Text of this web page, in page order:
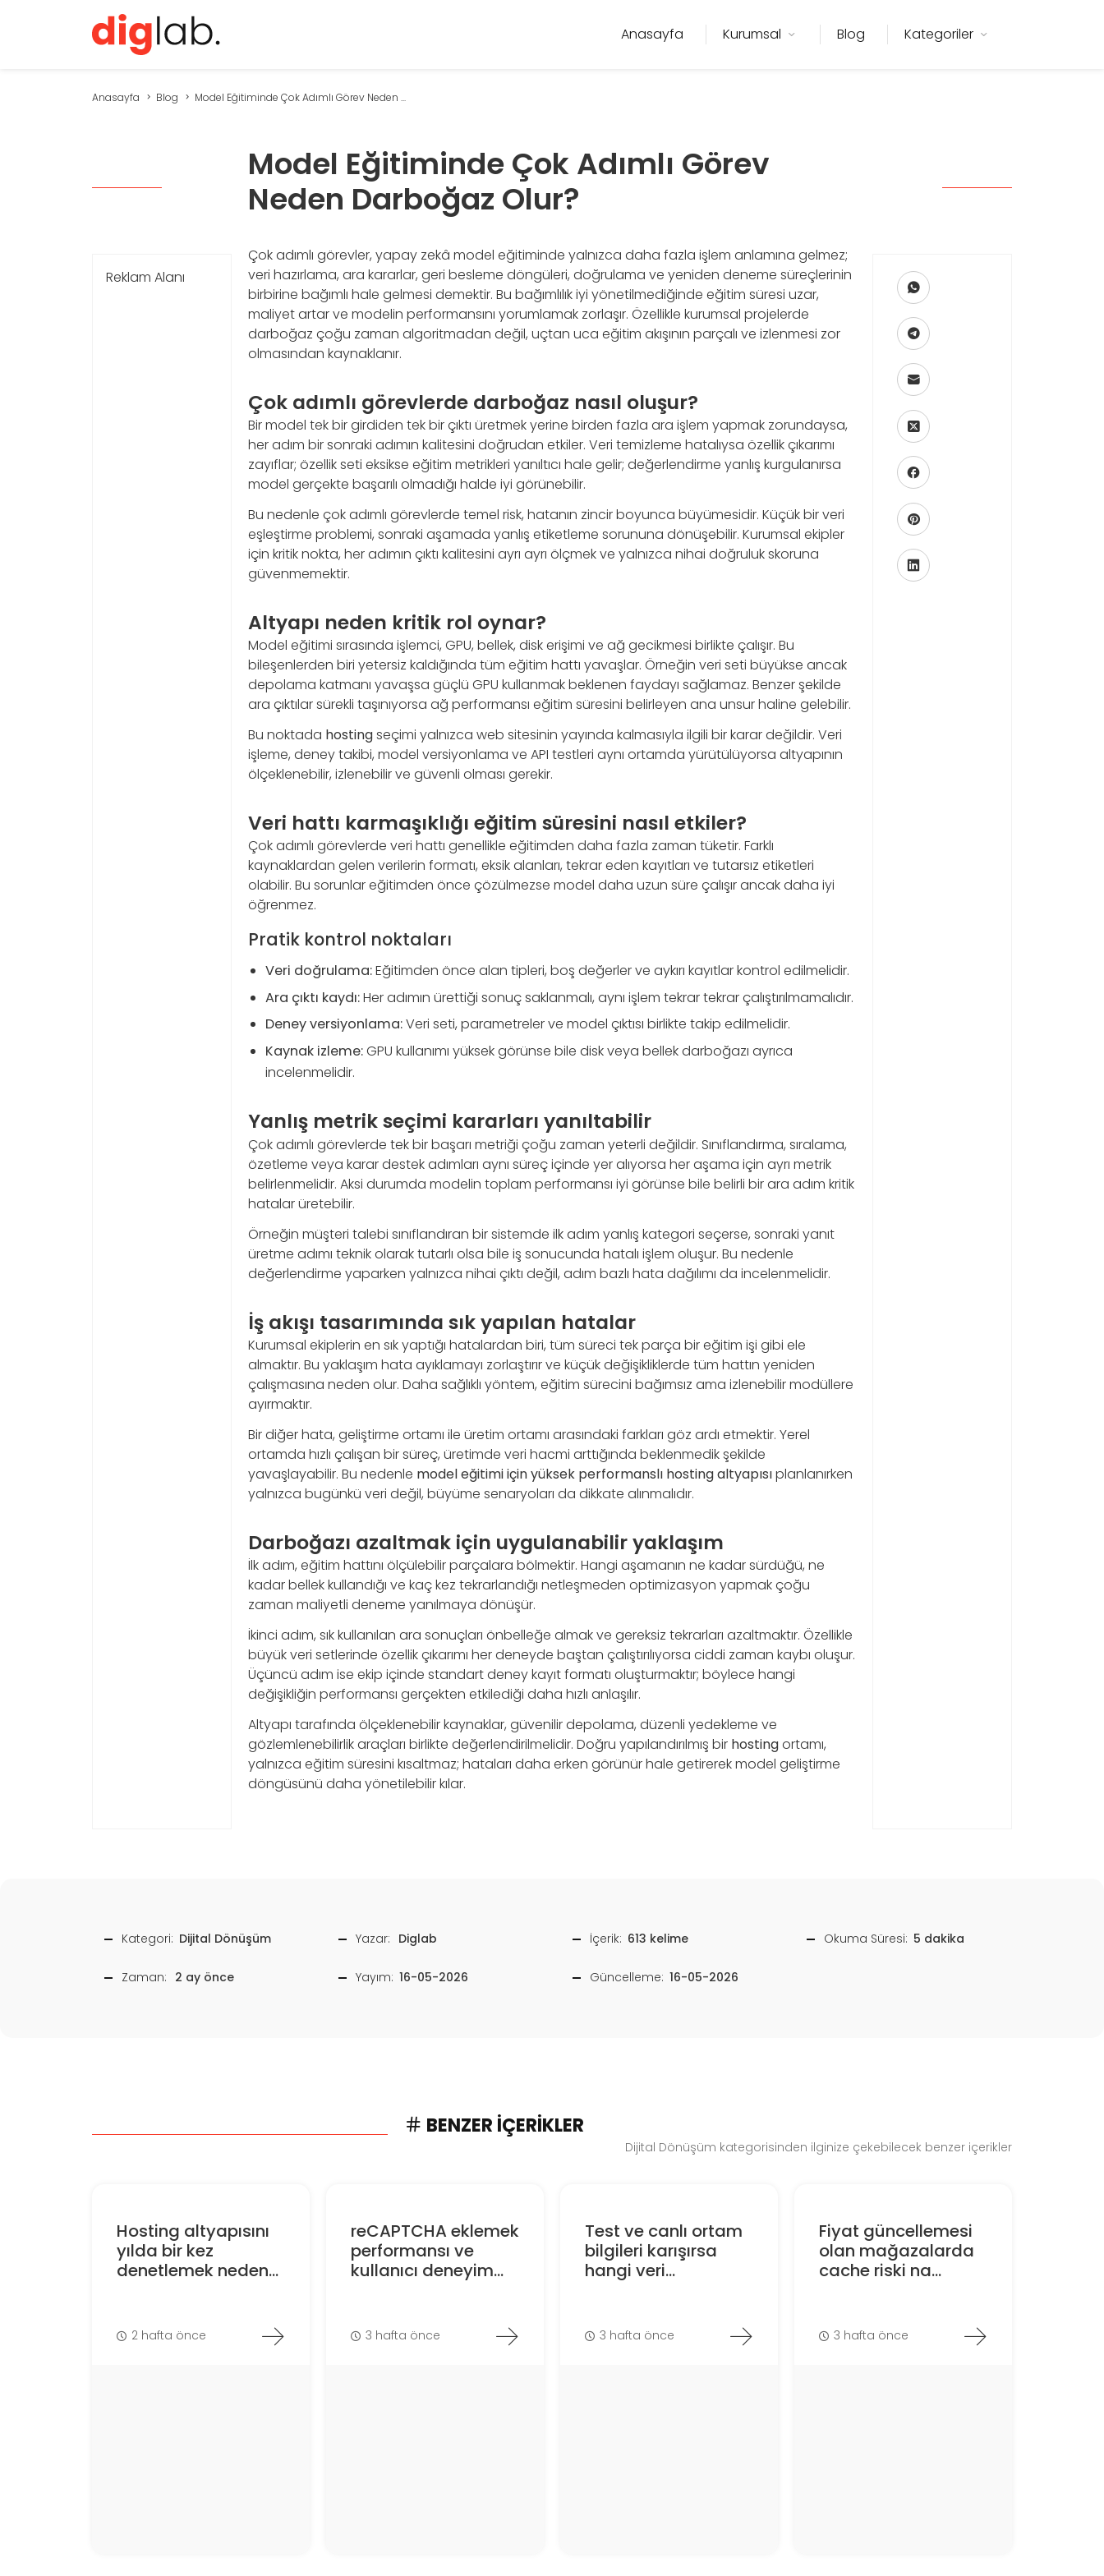
Anasayfa Kurumsal Blog Kategoriler
Anasayfa Blog Model Eğitiminde Çok Adımlı Görev Neden ...
Model Eğitiminde Çok Adımlı Görev
Neden Darboğaz Olur?
Reklam Alanı
Çok adımlı görevler, yapay zekâ model eğitiminde yalnızca daha fazla işlem anlamına gelmez;
veri hazırlama, ara kararlar, geri besleme döngüleri, doğrulama ve yeniden deneme süreçlerinin
birbirine bağımlı hale gelmesi demektir. Bu bağımlılık iyi yönetilmediğinde eğitim süresi uzar,
maliyet artar ve modelin performansını yorumlamak zorlaşır. Özellikle kurumsal projelerde
darboğaz çoğu zaman algoritmadan değil, uçtan uca eğitim akışının parçalı ve izlenmesi zor
olmasından kaynaklanır.
Çok adımlı görevlerde darboğaz nasıl oluşur?
Bir model tek bir girdiden tek bir çıktı üretmek yerine birden fazla ara işlem yapmak zorundaysa,
her adım bir sonraki adımın kalitesini doğrudan etkiler. Veri temizleme hatalıysa özellik çıkarımı
zayıflar; özellik seti eksikse eğitim metrikleri yanıltıcı hale gelir; değerlendirme yanlış kurgulanırsa
model gerçekte başarılı olmadığı halde iyi görünebilir.
Bu nedenle çok adımlı görevlerde temel risk, hatanın zincir boyunca büyümesidir. Küçük bir veri
eşleştirme problemi, sonraki aşamada yanlış etiketleme sorununa dönüşebilir. Kurumsal ekipler
için kritik nokta, her adımın çıktı kalitesini ayrı ayrı ölçmek ve yalnızca nihai doğruluk skoruna
güvenmemektir.
Altyapı neden kritik rol oynar?
Model eğitimi sırasında işlemci, GPU, bellek, disk erişimi ve ağ gecikmesi birlikte çalışır. Bu
bileşenlerden biri yetersiz kaldığında tüm eğitim hattı yavaşlar. Örneğin veri seti büyükse ancak
depolama katmanı yavaşsa güçlü GPU kullanmak beklenen faydayı sağlamaz. Benzer şekilde
ara çıktılar sürekli taşınıyorsa ağ performansı eğitim süresini belirleyen ana unsur haline gelebilir.
Bu noktada hostingseçimi yalnızca web sitesinin yayında kalmasıyla ilgili bir karar değildir. Veri
işleme, deney takibi, model versiyonlama ve API testleri aynı ortamda yürütülüyorsa altyapının
ölçeklenebilir, izlenebilir ve güvenli olması gerekir.
Veri hattı karmaşıklığı eğitim süresini nasıl etkiler?
Çok adımlı görevlerde veri hattı genellikle eğitimden daha fazla zaman tüketir. Farklı
kaynaklardan gelen verilerin formatı, eksik alanları, tekrar eden kayıtları ve tutarsız etiketleri
olabilir. Bu sorunlar eğitimden önce çözülmezse model daha uzun süre çalışır ancak daha iyi
öğrenmez.
Pratik kontrol noktaları
Veri doğrulama:Eğitimden önce alan tipleri, boş değerler ve aykırı kayıtlar kontrol edilmelidir.
Ara çıktı kaydı:Her adımın ürettiği sonuç saklanmalı, aynı işlem tekrar tekrar çalıştırılmamalıdır.
Deney versiyonlama:Veri seti, parametreler ve model çıktısı birlikte takip edilmelidir.
Kaynak izleme:GPU kullanımı yüksek görünse bile disk veya bellek darboğazı ayrıca
incelenmelidir.
Yanlış metrik seçimi kararları yanıltabilir
Çok adımlı görevlerde tek bir başarı metriği çoğu zaman yeterli değildir. Sınıflandırma, sıralama,
özetleme veya karar destek adımları aynı süreç içinde yer alıyorsa her aşama için ayrı metrik
belirlenmelidir. Aksi durumda modelin toplam performansı iyi görünse bile belirli bir ara adım kritik
hatalar üretebilir.
Örneğin müşteri talebi sınıflandıran bir sistemde ilk adım yanlış kategori seçerse, sonraki yanıt
üretme adımı teknik olarak tutarlı olsa bile iş sonucunda hatalı işlem oluşur. Bu nedenle
değerlendirme yaparken yalnızca nihai çıktı değil, adım bazlı hata dağılımı da incelenmelidir.
İş akışı tasarımında sık yapılan hatalar
Kurumsal ekiplerin en sık yaptığı hatalardan biri, tüm süreci tek parça bir eğitim işi gibi ele
almaktır. Bu yaklaşım hata ayıklamayı zorlaştırır ve küçük değişikliklerde tüm hattın yeniden
çalışmasına neden olur. Daha sağlıklı yöntem, eğitim sürecini bağımsız ama izlenebilir modüllere
ayırmaktır.
Bir diğer hata, geliştirme ortamı ile üretim ortamı arasındaki farkları göz ardı etmektir. Yerel
ortamda hızlı çalışan bir süreç, üretimde veri hacmi arttığında beklenmedik şekilde
yavaşlayabilir. Bu nedenle model eğitimi için yüksek performanslı hosting altyapısıplanlanırken
yalnızca bugünkü veri değil, büyüme senaryoları da dikkate alınmalıdır.
Darboğazı azaltmak için uygulanabilir yaklaşım
İlk adım, eğitim hattını ölçülebilir parçalara bölmektir. Hangi aşamanın ne kadar sürdüğü, ne
kadar bellek kullandığı ve kaç kez tekrarlandığı netleşmeden optimizasyon yapmak çoğu
zaman maliyetli deneme yanılmaya dönüşür.
İkinci adım, sık kullanılan ara sonuçları önbelleğe almak ve gereksiz tekrarları azaltmaktır. Özellikle
büyük veri setlerinde özellik çıkarımı her deneyde baştan çalıştırılıyorsa ciddi zaman kaybı oluşur.
Üçüncü adım ise ekip içinde standart deney kayıt formatı oluşturmaktır; böylece hangi
değişikliğin performansı gerçekten etkilediği daha hızlı anlaşılır.
Altyapı tarafında ölçeklenebilir kaynaklar, güvenilir depolama, düzenli yedekleme ve
gözlemlenebilirlik araçları birlikte değerlendirilmelidir. Doğru yapılandırılmış bir hostingortamı,
yalnızca eğitim süresini kısaltmaz; hataları daha erken görünür hale getirerek model geliştirme
döngüsünü daha yönetilebilir kılar.
Kategori: Dijital Dönüşüm Yazar: Diglab İçerik: 613 kelime Okuma Süresi: 5 dakika
Zaman: 2 ay önce Yayım: 16-05-2026 Güncelleme: 16-05-2026
BENZER İÇERIKLER
Dijital Dönüşüm kategorisinden ilginize çekebilecek benzer içerikler
Hosting altyapısını
yılda bir kez
denetlemek neden...
2 hafta önce
reCAPTCHA eklemek
performansı ve
kullanıcı deneyim...
3 hafta önce
Test ve canlı ortam
bilgileri karışırsa
hangi veri...
3 hafta önce
Fiyat güncellemesi
olan mağazalarda
cache riski na...
3 hafta önce